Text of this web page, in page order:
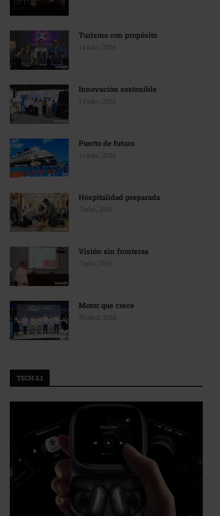
Turismo con propósito
14 julio, 2026
Innovación sostenible
14 julio, 2026
Puerto de futuro
14 julio, 2026
Hospitalidad preparada
3 julio, 2026
Visión sin fronteras
3 julio, 2026
Motor que crece
30 abril, 2026
TECH 2.1